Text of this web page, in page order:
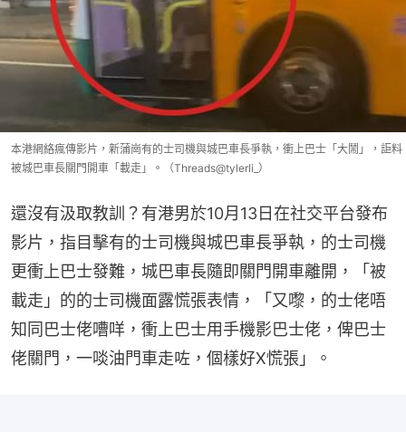
本港網絡瘋傳影片，新蒲崗有的士司機與城巴車長爭執，衝上巴士「大鬧」，詎料
被城巴車長關門開車「載走」。（Threads@tylerli_）
還沒有汲取教訓？有港男於10月13日在社交平台發布
影片，指目擊有的士司機與城巴車長爭執，的士司機
更衝上巴士發難，城巴車長隨即關門開車離開，「被
載走」的的士司機面露慌張表情，「又嚟，的士佬唔
知同巴士佬嘈咩，衝上巴士用手機影巴士佬，俾巴士
佬關門，一啖油門車走咗，個樣好X慌張」。